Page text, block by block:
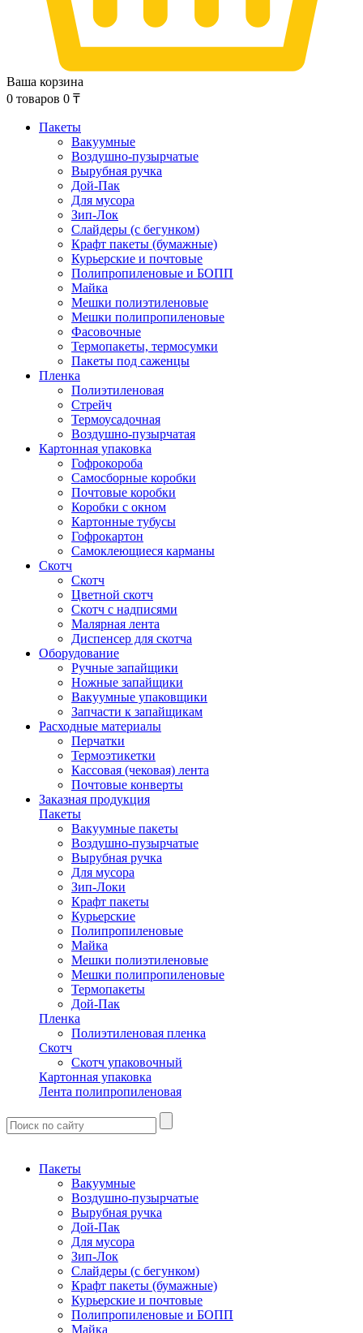
Ваша корзина
0 товаров 0 ₸
Пакеты
Вакуумные
Воздушно-пузырчатые
Вырубная ручка
Дой-Пак
Для мусора
Зип-Лок
Слайдеры (с бегунком)
Крафт пакеты (бумажные)
Курьерские и почтовые
Полипропиленовые и БОПП
Майка
Мешки полиэтиленовые
Мешки полипропиленовые
Фасовочные
Термопакеты, термосумки
Пакеты под саженцы
Пленка
Полиэтиленовая
Стрейч
Термоусадочная
Воздушно-пузырчатая
Картонная упаковка
Гофрокороба
Самосборные коробки
Почтовые коробки
Коробки с окном
Картонные тубусы
Гофрокартон
Самоклеющиеся карманы
Скотч
Скотч
Цветной скотч
Скотч с надписями
Малярная лента
Диспенсер для скотча
Оборудование
Ручные запайщики
Ножные запайщики
Вакуумные упаковщики
Запчасти к запайщикам
Расходные материалы
Перчатки
Термоэтикетки
Кассовая (чековая) лента
Почтовые конверты
Заказная продукция
Пакеты
Вакуумные пакеты
Воздушно-пузырчатые
Вырубная ручка
Для мусора
Зип-Локи
Крафт пакеты
Курьерские
Полипропиленовые
Майка
Мешки полиэтиленовые
Мешки полипропиленовые
Термопакеты
Дой-Пак
Пленка
Полиэтиленовая пленка
Скотч
Скотч упаковочный
Картонная упаковка
Лента полипропиленовая
Пакеты
Вакуумные
Воздушно-пузырчатые
Вырубная ручка
Дой-Пак
Для мусора
Зип-Лок
Слайдеры (с бегунком)
Крафт пакеты (бумажные)
Курьерские и почтовые
Полипропиленовые и БОПП
Майка